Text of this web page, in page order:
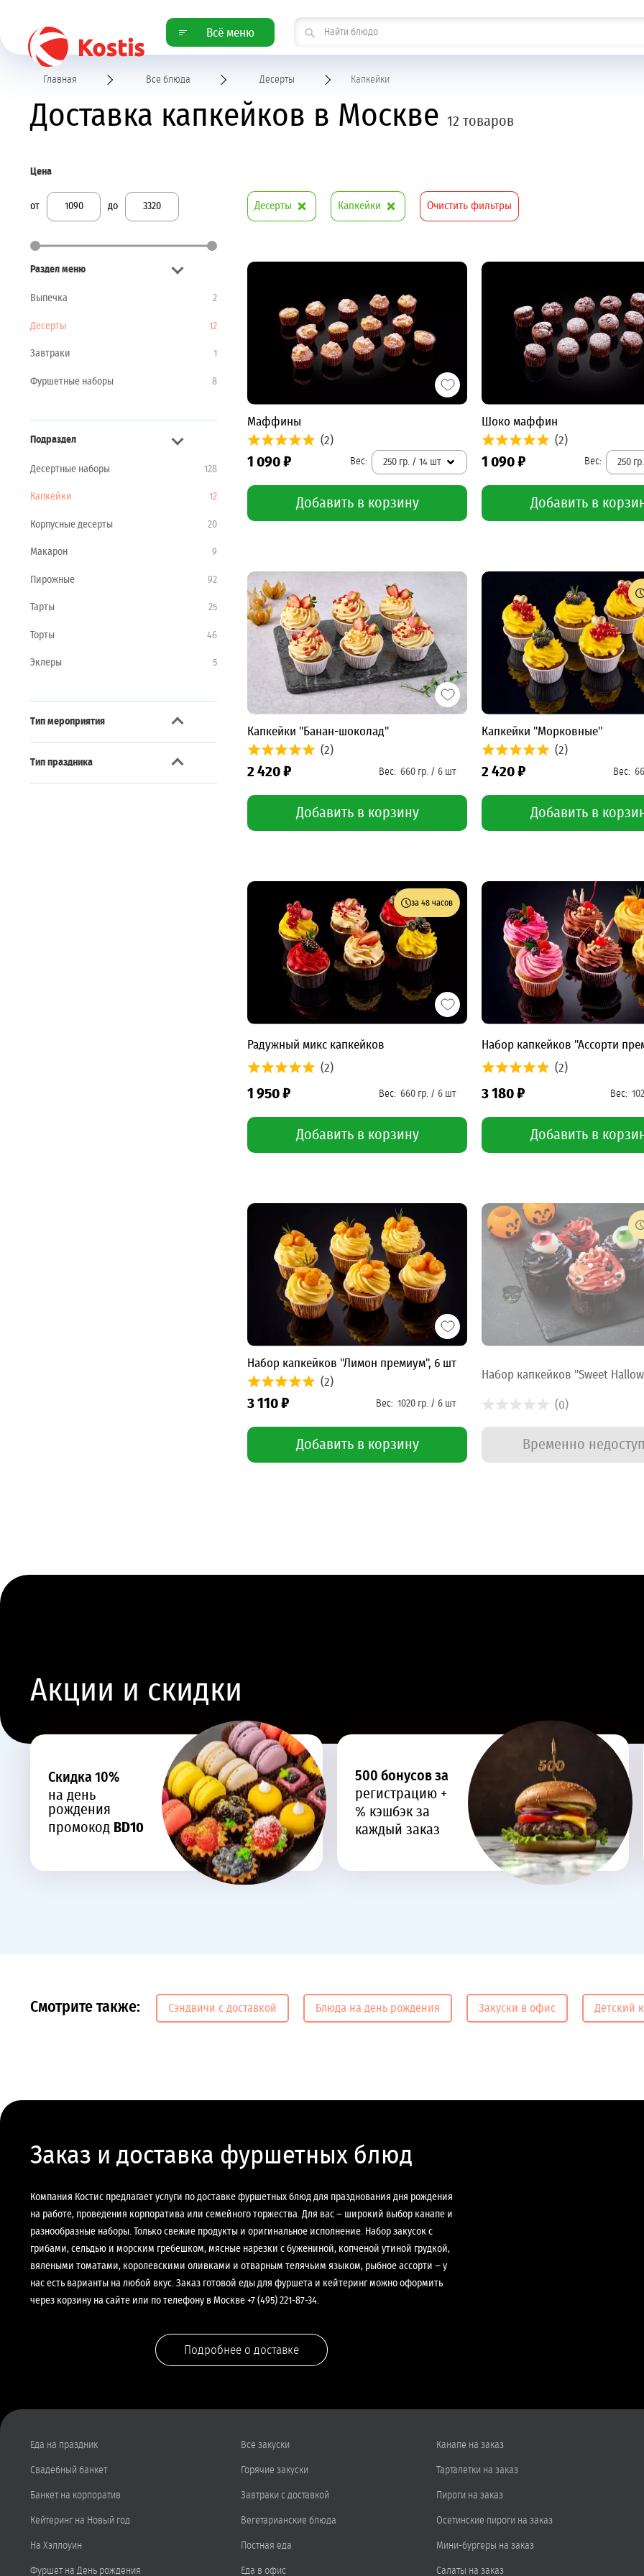
Всё меню
Главная Все блюда Десерты Капкейки
Доставка капкейков в Москве 12 товаров
Цена
от до
Раздел меню
Выпечка 2
Десерты 12
Завтраки 1
Фуршетные наборы 8
Подраздел
Десертные наборы 128
Капкейки 12
Корпусные десерты 20
Макарон 9
Пирожные 92
Тарты 25
Торты 46
Эклеры 5
Тип мероприятия
Тип праздника
Десерты Капкейки Очистить фильтры
Маффины
(2)
1 090 ₽ 250 гр. / 14 шт
Добавить в корзину
Шоко маффин
(2)
1 090 ₽ 250
Добавить в
Капкейки "Банан-шоколад"
(2)
2 420 ₽
Добавить в корзину
Капкейки "Морковные"
(2)
2 420 ₽
Добавить в
Радужный микс капкейков
(2)
1 950 ₽
Добавить в корзину
за 48 часов
Набор капкейков "Ассорти
(2)
3 180 ₽
Добавить в
Набор капкейков "Лимон премиум", 6 шт
(2)
3 110 ₽
Добавить в корзину
Набор капкейков "Sweet
(0)
Временно
Акции и скидки
Cкидка 10%
на день
рождения
промокод BD10
500 бонусов за
регистрацию +
% кэшбэк за
каждый заказ
Смотрите также: Сэндвичи с доставкой Блюда на день рождения Закуски в офис Детский
Заказ и доставка фуршетных блюд
Компания Костис предлагает услуги по доставке фуршетных блюд для празднования дня рождения
на работе, проведения корпоратива или семейного торжества. Для вас − широкий выбор канапе и
разнообразные наборы. Только свежие продукты и оригинальное исполнение. Набор закусок с
грибами, сельдью и морским гребешком, мясные нарезки с бужениной, копченой утиной грудкой,
вялеными томатами, королевскими оливками и отварным телячьим языком, рыбное ассорти − у
нас есть варианты на любой вкус. Заказ готовой еды для фуршета и кейтеринг можно оформить
через корзину на сайте или по телефону в Москве +7 (495) 221-87-34.
Подробнее о доставке
Еда на праздник
Свадебный банкет
Банкет на корпоратив
Кейтеринг на Новый год
На Хэллоуин
Фуршет на День рождения
Все закуски
Горячие закуски
Завтраки с доставкой
Вегетарианские блюда
Постная еда
Еда в офис
Канапе на заказ
Тарталетки на заказ
Пироги на заказ
Осетинские пироги на заказ
Мини-бургеры на заказ
Салаты на заказ